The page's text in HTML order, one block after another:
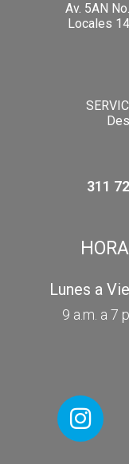
Av. 5AN
Locales
311
Lunes a
9 a.m. a 7